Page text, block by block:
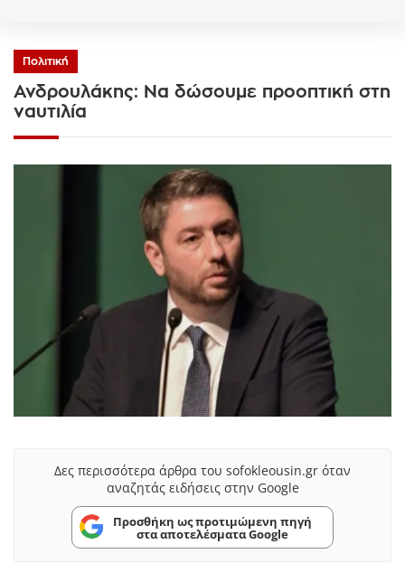
Πολιτική
Ανδρουλάκης: Να δώσουμε προοπτική στη
ναυτιλία
Δες περισσότερα άρθρα του sofokleousin.gr όταν
αναζητάς ειδήσεις στην Google
Προσθήκη ως προτιμώμενη πηγή
στα αποτελέσματα Google